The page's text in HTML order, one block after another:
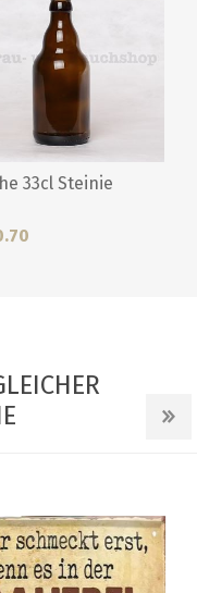
33cl Steinie